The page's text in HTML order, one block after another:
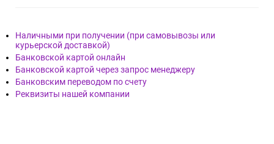
Наличными при получении (при самовывозы или
курьерской доставкой)
Банковской картой онлайн
Банковской картой через запрос менеджеру
Банковским переводом по счету
Реквизиты нашей компании